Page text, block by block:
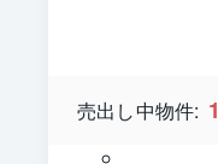
売出し中物件: 1